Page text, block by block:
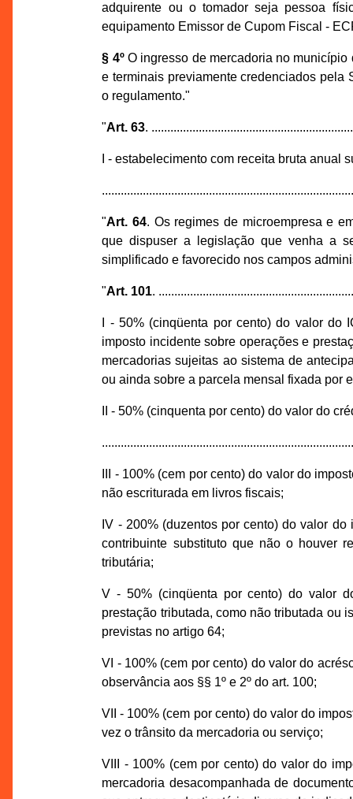
adquirente ou o tomador seja pessoa
equipamento Emissor de Cupom Fiscal -
§ 4ºO ingresso de mercadoria no município
e terminais previamente credenciados pela
o regulamento."
"Art. 63.
I - estabelecimento com receita bruta anual
"Art. 64. Os regimes de microempresa e
que dispuser a legislação que venha a
simplificado e favorecido nos campos
"Art. 101.
I - 50% (cinqüenta por cento) do valor
imposto incidente sobre operações e
mercadorias sujeitas ao sistema de
ou ainda sobre a parcela mensal fixada por
II - 50% (cinquenta por cento) do valor do
III - 100% (cem por cento) do valor do
não escriturada em livros fiscais;
IV - 200% (duzentos por cento) do valor
contribuinte substituto que não o houver
tributária;
V - 50% (cinqüenta por cento) do valor
prestação tributada, como não tributada ou
previstas no artigo 64;
VI - 100% (cem por cento) do valor do
observância aos §§ 1º e 2º do art. 100;
VII - 100% (cem por cento) do valor do
vez o trânsito da mercadoria ou serviço;
VIII - 100% (cem por cento) do valor do
mercadoria desacompanhada de